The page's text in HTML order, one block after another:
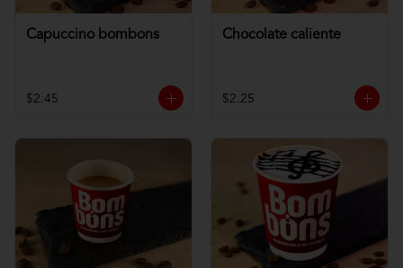
Capuccino bombons
$2.45
Chocolate caliente
$2.25